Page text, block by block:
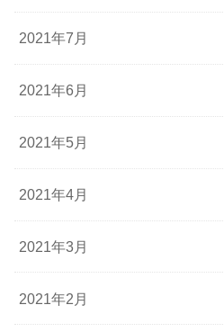
2021年7月
2021年6月
2021年5月
2021年4月
2021年3月
2021年2月